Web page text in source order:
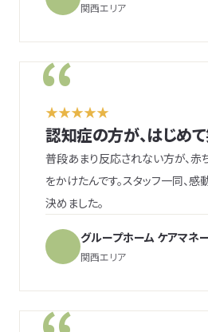
関西エリア
★★★★★
認知症の方が、はじめ
普段あまり反応されない方が、赤
をかけたんです。スタッフ一同、
決めました。
グループホーム ケアマネ
関西エリア